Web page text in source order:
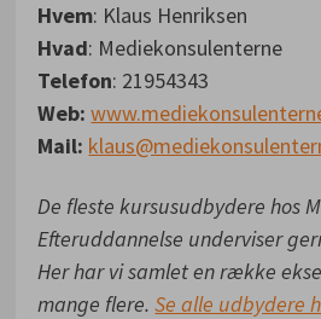
Hvem: Klaus Henriksen
Hvad: Mediekonsulenterne
Telefon: 21954343
Web:
Mail:
De fleste kursusudbydere hos
Efteruddannelse underviser
Her har vi samlet en række
mange flere.Se alle udbydere